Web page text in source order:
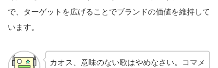
で、ターゲットを広げることでブランドの価値を維持して
います。
カオス、意味のない歌はやめなさい。コマメ